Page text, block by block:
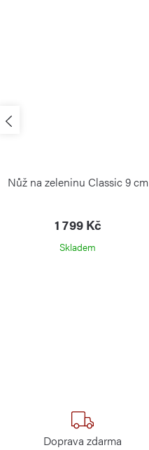
Nůž na zeleninu Classic 9 cm
1 799 Kč
Skladem
Doprava zdarma